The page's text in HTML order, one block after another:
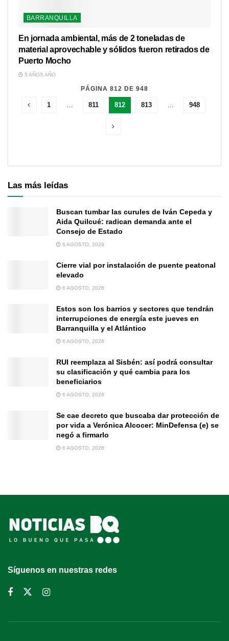
BARRANQUILLA
En jornada ambiental, más de 2 toneladas de
material aprovechable y sólidos fueron retirados de
Puerto Mocho
5 AÑOS AÑO
PÁGINA 812 DE 948
1 … 811 812 813 … 948
Las más leídas
Buscan tumbar las curules de Iván Cepeda y
Aida Quilcué: radican demanda ante el
Consejo de Estado
6 AGOSTO, 2026
Cierre vial por instalación de puente peatonal
elevado
6 AGOSTO, 2026
Estos son los barrios y sectores que tendrán
interrupciones de energía este jueves en
Barranquilla y el Atlántico
6 AGOSTO, 2026
RUI reemplaza al Sisbén: así podrá consultar
su clasificación y qué cambia para los
beneficiarios
6 AGOSTO, 2026
Se cae decreto que buscaba dar protección de
por vida a Verónica Alcocer: MinDefensa (e) se
negó a firmarlo
6 AGOSTO, 2026
Síguenos en nuestras redes